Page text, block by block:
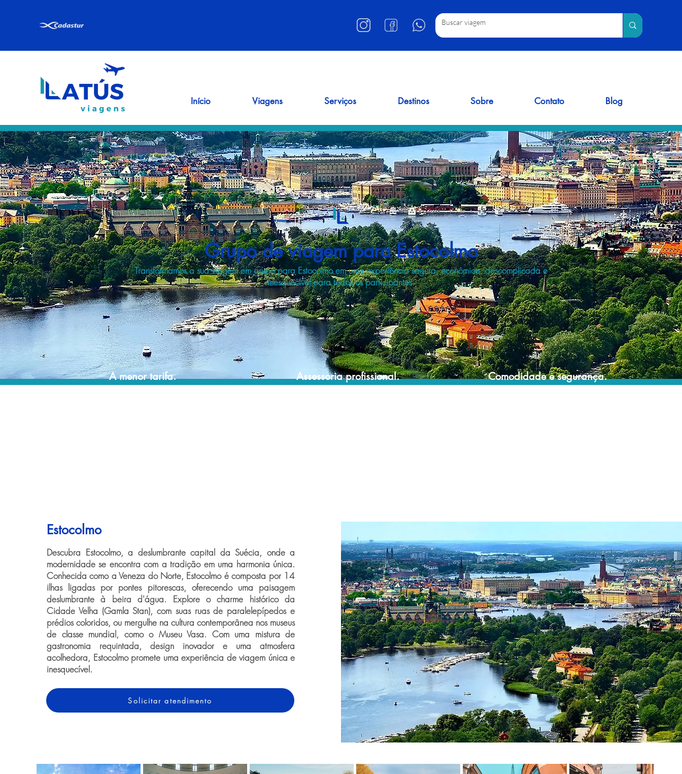
Início Viagens Serviços Destinos Sobre Contato Blog
Grupo de viagem para Estocolmo
Transformamos a sua viagem em grupo para Estocolmo em uma experiência segura, econômica, descomplicada e
inesquecível para todos os participantes.
A menor tarifa. Assessoria profissional. Comodidade e segurança.
Estocolmo
Descubra Estocolmo, a deslumbrante capital da Suécia, onde a
modernidade se encontra com a tradição em uma harmonia única.
Conhecida como a Veneza do Norte, Estocolmo é composta por 14
ilhas ligadas por pontes pitorescas, oferecendo uma paisagem
deslumbrante à beira d'água. Explore o charme histórico da
Cidade Velha (Gamla Stan), com suas ruas de paralelepípedos e
prédios coloridos, ou mergulhe na cultura contemporânea nos museus
de classe mundial, como o Museu Vasa. Com uma mistura de
gastronomia requintada, design inovador e uma atmosfera
acolhedora, Estocolmo promete uma experiência de viagem única e
inesquecível.
Solicitar atendimento